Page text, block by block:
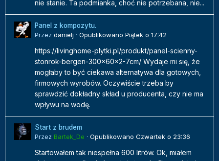
nie stanie. Ta podmianka, choć nie potrzebana, nie...
Panel z kompozytu.
Przez danielj · Opublikowano Piątek o 17:42
https://livinghome-plytki.pl/produkt/panel-scienny-
stonrok-bergen-300x60x2-7cm/ Wydaje mi się, że
mogłaby to być ciekawa alternatywa dla gotowych,
firmowych wyrobów. Oczywiście trzeba by
sprawdzić dokładny skład u producenta, czy nie ma
wpływu na wodę.
Start z brudem
Przez Bartek_De · Opublikowano Czwartek o 23:36
Startowałem tak niespełna 600 litrów. Ok, miałem